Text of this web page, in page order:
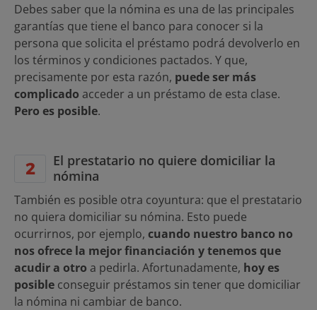
Debes saber que la nómina es una de las principales
garantías que tiene el banco para conocer si la
persona que solicita el préstamo podrá devolverlo en
los términos y condiciones pactados. Y que,
precisamente por esta razón, puede ser más
complicado acceder a un préstamo de esta clase.
Pero es posible.
El prestatario no quiere domiciliar la
nómina
También es posible otra coyuntura: que el prestatario
no quiera domiciliar su nómina. Esto puede
ocurrirnos, por ejemplo, cuando nuestro banco no
nos ofrece la mejor financiación y tenemos que
acudir a otro a pedirla. Afortunadamente, hoy es
posible conseguir préstamos sin tener que domiciliar
la nómina ni cambiar de banco.